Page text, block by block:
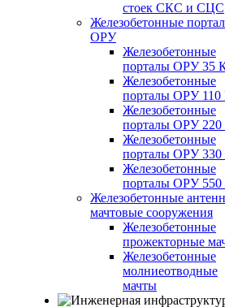
стоек СКС и СЦС
Железобетонные
ОРУ
Железобетонные
порталы ОРУ 35
Железобетонные
порталы ОРУ
Железобетонные
порталы ОРУ
Железобетонные
порталы ОРУ
Железобетонные
порталы ОРУ
Железобетонные
мачтовые сооружения
Железобетонные
прожекторные
Железобетонные
молниеотводные
мачты